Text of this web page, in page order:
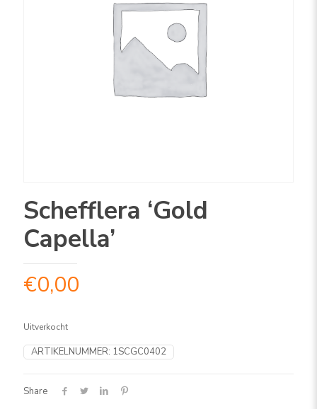
Schefflera ‘Gold
Capella’
€0,00
Uitverkocht
ARTIKELNUMMER: 1SCGC0402
Share